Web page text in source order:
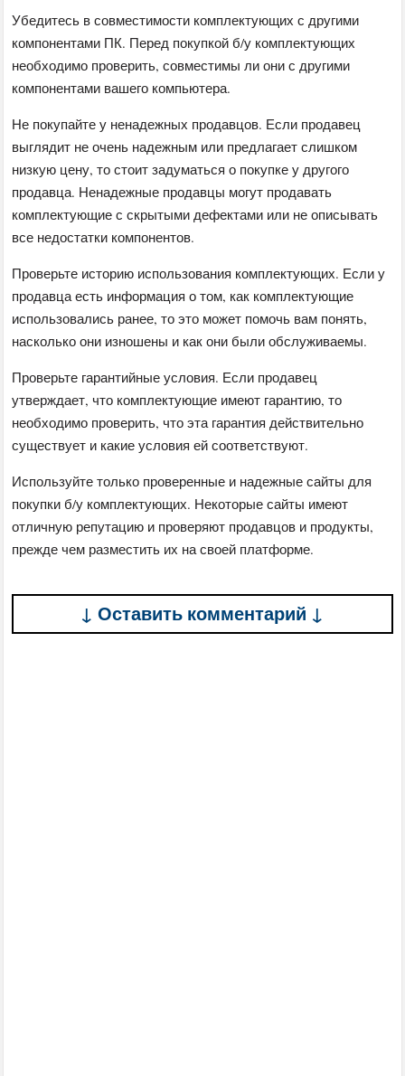
Убедитесь в совместимости комплектующих с другими
компонентами ПК. Перед покупкой б/у комплектующих
необходимо проверить, совместимы ли они с другими
компонентами вашего компьютера.
Не покупайте у ненадежных продавцов. Если продавец
выглядит не очень надежным или предлагает слишком
низкую цену, то стоит задуматься о покупке у другого
продавца. Ненадежные продавцы могут продавать
комплектующие с скрытыми дефектами или не описывать
все недостатки компонентов.
Проверьте историю использования комплектующих. Если у
продавца есть информация о том, как комплектующие
использовались ранее, то это может помочь вам понять,
насколько они изношены и как они были обслуживаемы.
Проверьте гарантийные условия. Если продавец
утверждает, что комплектующие имеют гарантию, то
необходимо проверить, что эта гарантия действительно
существует и какие условия ей соответствуют.
Используйте только проверенные и надежные сайты для
покупки б/у комплектующих. Некоторые сайты имеют
отличную репутацию и проверяют продавцов и продукты,
прежде чем разместить их на своей платформе.
↓ Оставить комментарий ↓